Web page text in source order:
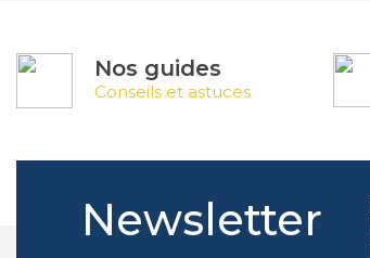
Nos guides
Conseils et astuces
Newsletter